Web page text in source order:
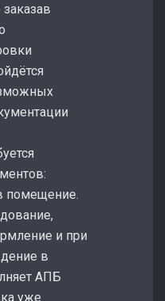
помещение.
и при
в
АПБ
уже